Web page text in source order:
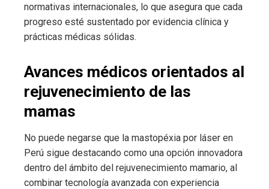
normativas internacionales, lo que asegura que cada
progreso esté sustentado por evidencia clínica y
prácticas médicas sólidas.
Avances médicos orientados al
rejuvenecimiento de las
mamas
No puede negarse que la mastopéxia por láser en
Perú sigue destacando como una opción innovadora
dentro del ámbito del rejuvenecimiento mamario, al
combinar tecnología avanzada con experiencia